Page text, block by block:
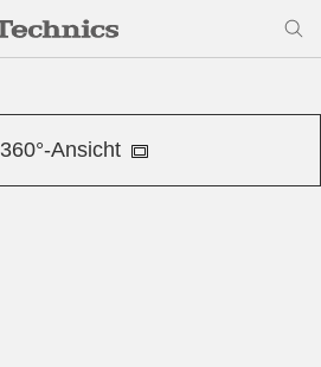
360°-Ansicht